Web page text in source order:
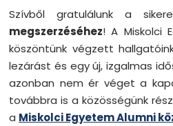
Szívből gratulálunk a
megszerzéséhez! A Miskolci
köszöntünk végzett
lezárást és egy új, izgalmas
azonban nem ér véget a
továbbra is a közösségünk
a Miskolci Egyetem Alumni